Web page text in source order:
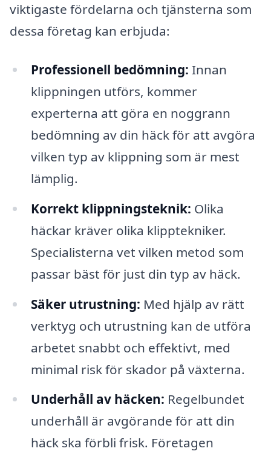
viktigaste fördelarna och tjänsterna som
dessa företag kan erbjuda:
Professionell bedömning: Innan
klippningen utförs, kommer
experterna att göra en noggrann
bedömning av din häck för att avgöra
vilken typ av klippning som är mest
lämplig.
Korrekt klippningsteknik: Olika
häckar kräver olika klipptekniker.
Specialisterna vet vilken metod som
passar bäst för just din typ av häck.
Säker utrustning: Med hjälp av rätt
verktyg och utrustning kan de utföra
arbetet snabbt och effektivt, med
minimal risk för skador på växterna.
Underhåll av häcken: Regelbundet
underhåll är avgörande för att din
häck ska förbli frisk. Företagen